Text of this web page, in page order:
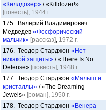
«Киллдозер» / «Killdozer!»
[повесть], 1944 г.
175. Валерий Владимирович
Медведев «Фосфорический
мальчик» [рассказ], 1972 г.
176. Теодор Старджон «Нет
никакой защиты» / «There Is No
Defense» [повесть], 1948 г.
177. Теодор Старджон «Малыш и
кристаллы» / «The Dreaming
Jewels» [роман], 1950 г.
178. Теодор Старджон «Венера